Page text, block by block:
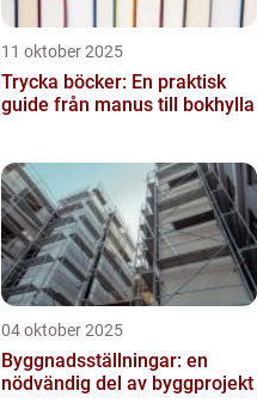
11 oktober 2025
Trycka böcker: En praktisk
guide från manus till bokhylla
04 oktober 2025
Byggnadsställningar: en
nödvändig del av byggprojekt